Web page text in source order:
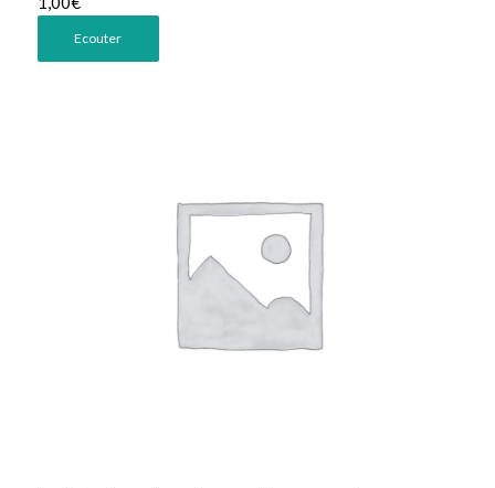
Ecouter